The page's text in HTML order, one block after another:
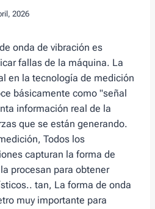
2026
onda de vibración es
fallas de la máquina. La
en la tecnología de medición
básicamente como "señal
información real de la
que se están generando.
Todos los
capturan la forma de
procesan para obtener
tan, La forma de onda
muy importante para